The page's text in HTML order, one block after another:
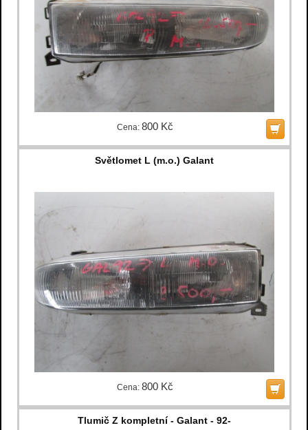
Cena: 800 Kč
Světlomet L (m.o.) Galant
Cena: 800 Kč
Tlumič Z kompletní - Galant - 92-